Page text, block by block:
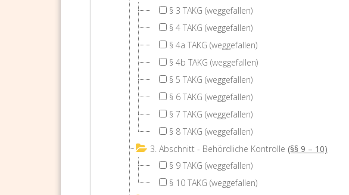
§ 3 TAKG (weggefallen)
§ 4 TAKG (weggefallen)
§ 4a TAKG (weggefallen)
§ 4b TAKG (weggefallen)
§ 5 TAKG (weggefallen)
§ 6 TAKG (weggefallen)
§ 7 TAKG (weggefallen)
§ 8 TAKG (weggefallen)
3. Abschnitt - Behördliche Kontrolle (§§ 9 – 10)
§ 9 TAKG (weggefallen)
§ 10 TAKG (weggefallen)